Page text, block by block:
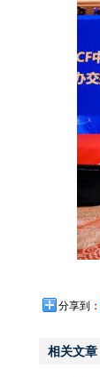
分享到：
相关文章